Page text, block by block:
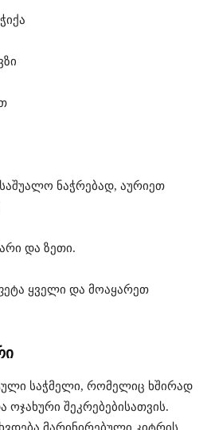
ნაჭრებად, აურიეთ
და ზეთი.
ყველი და მოაყარეთ
საჭმელი, რომელიც ხშირად
ოჯახური შეკრებებისათვის.
მარინირებული კიტრის